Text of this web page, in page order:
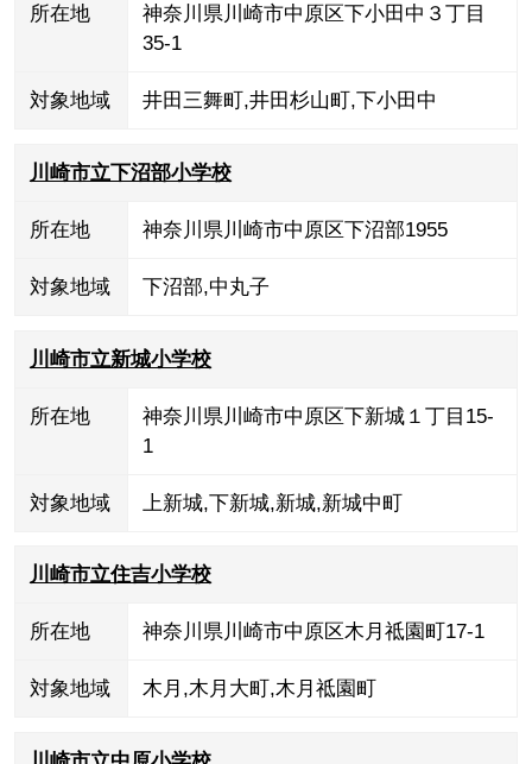
所在地
神奈川県川崎市中原区下小田中３丁目
35-1
対象地域 井田三舞町,井田杉山町,下小田中
川崎市立下沼部小学校
所在地 神奈川県川崎市中原区下沼部1955
対象地域 下沼部,中丸子
川崎市立新城小学校
所在地
神奈川県川崎市中原区下新城１丁目15-
1
対象地域 上新城,下新城,新城,新城中町
川崎市立住吉小学校
所在地 神奈川県川崎市中原区木月祗園町17-1
対象地域 木月 ,木月大町 ,木月祗園町